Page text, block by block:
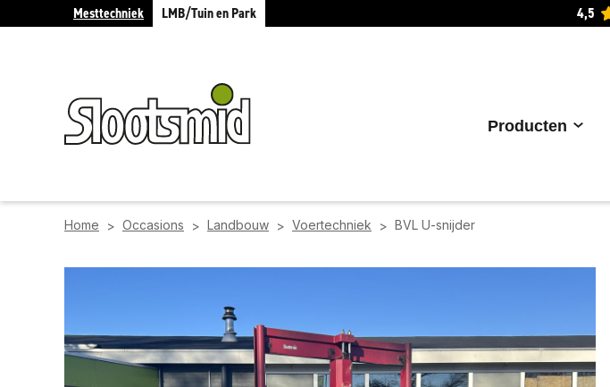
Mesttechniek LMB/Tuin en Park 4,5
Producten
Home > Occasions > Landbouw > Voertechniek > BVL U-snijder